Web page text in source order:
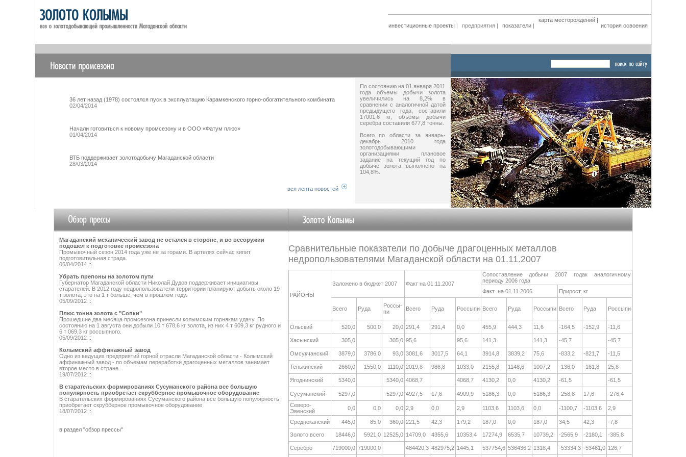
инвестиционные проекты | предприятия| показатели|
карта месторождений|
история освоения
36 лет назад (1978) состоялся пуск в эксплуатацию Карамкенского горно-обогатительного комбината
02/04/2014
Начали готовиться к новому промсезону и в ООО «Фатум плюс»
01/04/2014
ВТБ поддерживает золотодобычу Магаданской области
28/03/2014
вся лента новостей
По состоянию на 01 января 2011
года объемы добычи золота
увеличились на 8,2% в
сравнении с аналогичной датой
предыдущего года, составили
17001,6 кг, объемы добычи
серебра составили 677,8 тонны.
Всего по области за январь-
декабрь 2010 года
золотодобывающими
организациями плановое
задание на текущий год по
добыче золота выполнено на
104,8%.
Магаданский механический завод не остался в стороне, и во всеоружии
подошел к подготовке промсезона
Промывочный сезон 2014 года уже не за горами. В артелях сейчас кипит
подготовительная страда.
06/04/2014 ::
Убрать препоны на золотом пути
Губернатор Магаданской области Николай Дудов поддерживает инициативы
старателей. В 2012 году недропользователи территории планируют добыть около 19
т золота, это на 1 т больше, чем в прошлом году.
05/09/2012 ::
Плюс тонна золота с "Сопки"
Прошедшие два месяца промсезона принесли колымским горнякам удачу. По
состоянию на 1 августа они добыли 10 т 678,6 кг золота, из них 4 т 609,3 кг рудного и
6 т 069,3 кг россыпного.
05/09/2012 ::
Колымский аффинажный завод
Одно из ведущих предприятий горной отрасли Магаданской области - Колымский
аффинажный завод - по объемам переработки драгоценных металлов занимает
второе место в стране.
19/07/2012 ::
В старательских формированиях Сусуманского района все большую
популярность приобретает скрубберное промывочное оборудование
В старательских формированиях Сусуманского района все большую популярность
приобретает скрубберное промывочное оборудование
18/07/2012 ::
в раздел "обзор прессы"
Сравнительные показатели по добыче драгоценных металлов
недропользователями Магаданской области на 01.11.2007
РАЙОНЫ
Заложено в бюджет 2007 Факт на 01.11.2007
Сопоставление добычи 2007 годак аналогичному
периоду 2006 года
Факт на 01.11.2006
Прирост, кг
Всего Руда
Россы-
пи
Всего Руда Россыпи Всего Руда Россыпи Всего Руда Россыпи
Ольский 520,0 500,0 20,0 291,4 291,4 0,0 455,9 444,3 11,6 -164,5 -152,9 -11,6
Хасынский 305,0 305,0 95,6 95,6 141,3 141,3 -45,7 -45,7
Омсукчанский 3879,0 3786,0 93,0 3081,6 3017,5 64,1 3914,8 3839,2 75,6 -833,2 -821,7 -11,5
Тенькинский 2660,0 1550,0 1110,0 2019,8 986,8 1033,0 2155,8 1148,6 1007,2 -136,0 -161,8 25,8
Ягоднинский 5340,0 5340,0 4068,7 4068,7 4130,2 0,0 4130,2 -61,5 -61,5
Сусуманский 5297,0 5297,0 4927,5 17,6 4909,9 5186,3 0,0 5186,3 -258,8 17,6
-276,4
Северо-
Эвенский
0,0 0,0 0,0 2,9 0,0 2,9 1103,6 1103,6 0,0 -1100,7 -1103,6 2,9
Среднеканский 445,0 85,0 360,0 221,5 42,3 179,2 187,0 0,0 187,0 34,5 42,3 -7,8
Золото всего 18446,0 5921,0 12525,0 14709,0 4355,6 10353,4 17274,9 6535,7 10739,2 -2565,9 -2180,1 -385,8
Серебро 719000,0 719000,0 484420,3 482975,2 1445,1 537754,6 536436,2 1318,4 -53334,3 -53461,0 126,7